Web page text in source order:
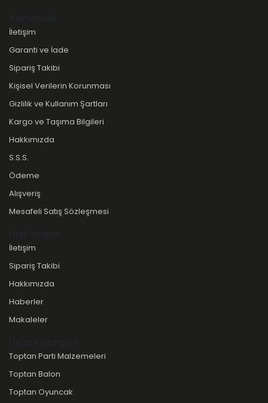
İletişim
Garanti ve İade
Sipariş Takibi
Kişisel Verilerin Korunması
Gizlilik ve Kullanım Şartları
Kargo ve Taşıma Bilgileri
Hakkımızda
S.S.S.
Ödeme
Alışveriş
Mesafeli Satış Sözleşmesi
İletişim
Sipariş Takibi
Hakkımızda
Haberler
Makaleler
Toptan Parti Malzemeleri
Toptan Balon
Toptan Oyuncak